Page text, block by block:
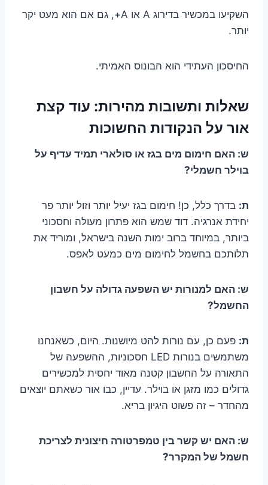
השקיעו במכשיר בדירוג A או A+, גם אם הוא מעט יקר
יותר.
החיסכון העתידי הוא הבונוס האמיתי.
שאלות ותשובות מהירות: עוד קצת
אור על הנקודות החשוכות
ש: האם חימום מים בגז או סולארי תמיד עדיף על
בוילר חשמלי?
ת: בדרך כלל, כן! חימום בגז יעיל יותר וזול יותר פר
יחידת אנרגיה. דוד שמש הוא פתרון מעולה וחסכוני
ביותר, במיוחד ברוב ימות השנה בישראל, ומוריד את
תלותכם בחשמל לחימום מים כמעט לאפס.
ש: האם למנורות יש השפעה גדולה על חשבון
החשמל?
ת: פעם כן, עם נורות להט מיושנות. היום, כשאנחנו
משתמשים בנורות LED חסכוניות, ההשפעה של
התאורה על החשבון קטנה מאוד יחסית למכשירים
גדולים כמו מזגן או בוילר. עדיין, כבו אור כשאתם יוצאים
מהחדר – זה פשוט היגיון בריא.
ש: האם יש קשר בין טמפרטורה חיצונית לצריכת
חשמל של המקרר?